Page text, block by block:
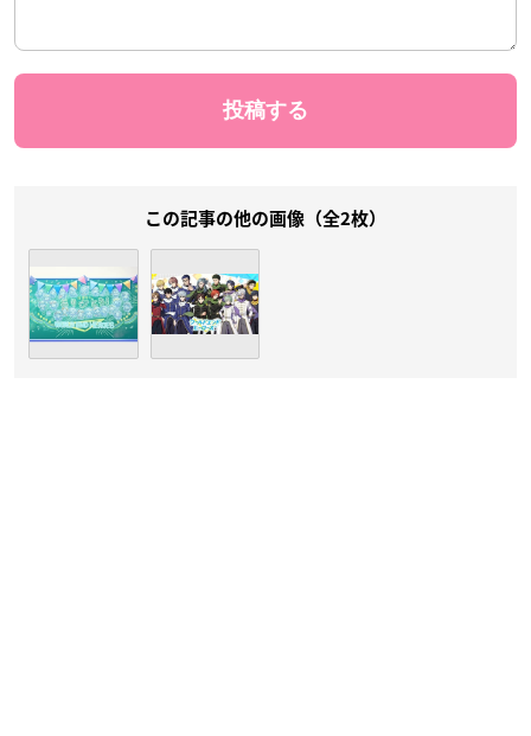
この記事の他の画像（全2枚）